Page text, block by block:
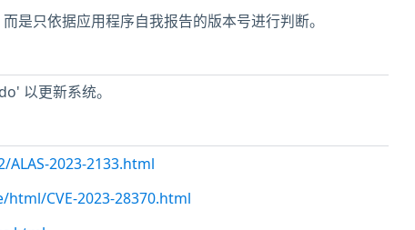
是只依据应用程序自我报告的版本号进行判断。
以更新系统。
2023-2133.html
CVE-2023-28370.html